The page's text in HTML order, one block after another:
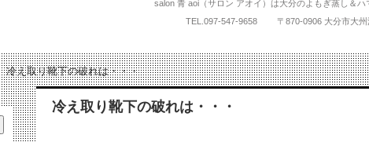
salon 青 aoi（サロン アオイ）は大分のよもぎ蒸し＆
TEL. 097-547-9658 〒870-0906 大分
冷え取り靴下の破れは・・・
冷え取り靴下の破れは・・・